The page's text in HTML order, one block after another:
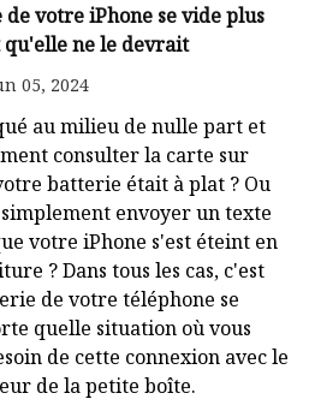
votre iPhone se vide plus
ne le devrait
05, 2024
au milieu de nulle part et
consulter la carte sur
batterie était à plat ? Ou
envoyer un texte
votre iPhone s'est éteint en
? Dans tous les cas, c'est
de votre téléphone se
quelle situation où vous
de cette connexion avec le
de la petite boîte.